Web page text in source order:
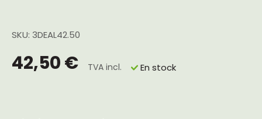
SKU: 3DEAL42.50
42,50 € TVA incl. En stock